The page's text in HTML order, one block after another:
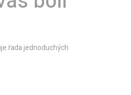
řada jednoduchých